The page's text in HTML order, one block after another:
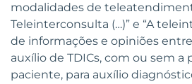
modalidades de
Teleinterconsulta (…)” e “A
de informações e opiniões
auxílio de TDICs, com ou sem a
paciente, para auxílio